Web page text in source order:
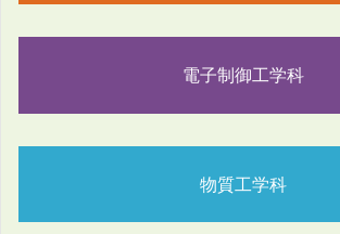
電子制御工学科
物質工学科